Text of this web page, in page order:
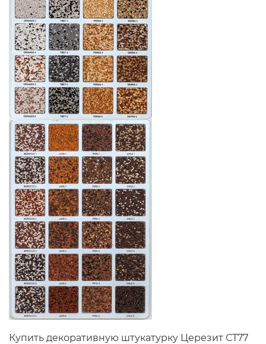
Купить декоративную штукатурку Церезит СТ77